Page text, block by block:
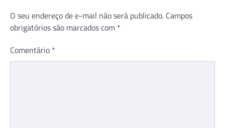
O seu endereço de e-mail não será publicado. Campos
obrigatórios são marcados com *
Comentário *